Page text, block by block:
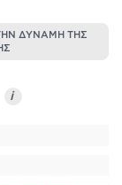
ΔΥΝΑΜΗ ΤΗΣ
i